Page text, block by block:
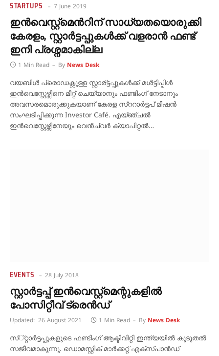
STARTUPS 7 June 2019
ഇന്‍വെസ്റ്റ്മെന്‍റിന് സാധ്യതയൊരുക്കി
കേരളം, സ്റ്റാര്‍ട്ടപ്പുകള്‍ക്ക് വളരാന്‍ ഫണ്ട്
ഇനി പ്രശ്നമാകില്ല
1 Min Read By News Desk
വയബിള്‍ പ്രൊഡക്റ്റുള്ള സ്റ്റാര്ട്ടപ്പുകള്‍ക്ക് മള്‍ട്ടിപ്പിള്‍
ഇന്‍വെസ്റ്റേഴ്സിനെ മീറ്റ് ചെയ്യാനും ഫണ്ടിംഗ് നേടാനും
അവസരമൊരുക്കുകയാണ് കേരള സ്ററാര്‍ട്ടപ് മിഷന്‍
സംഘടിപ്പിക്കുന്ന Investor Café. എയ്‍ഞ്ചല്‍
ഇന്‍വെസ്റ്റേഴ്സിനേയും വെന്‍ച്വര്‍ ക്യാപിറ്റല്‍…
EVENTS 28 July 2018
സ്റ്റാര്‍ട്ടപ്പ് ഇന്‍വെസ്റ്റ്‌മെന്റുകളില്‍
പോസിറ്റീവ് ട്രെന്‍ഡ്
Updated: 26 August 2021 1 Min Read By News Desk
സ്്റ്റാര്‍ട്ടപ്പുകളുടെ ഫണ്ടിംഗ് ആക്ടിവിറ്റി ഇന്ത്യയില്‍ കൂടുതല്‍
സജീവമാകുന്നു. ഡൊമസ്റ്റിക് മാര്‍ക്കറ്റ് എക്‌സ്പാന്‍ഡ്